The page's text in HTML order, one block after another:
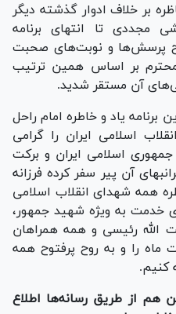
بر خلاف ادوار گذشته دیگر
مجددی تا انتهای برنامه
پرسش‌ها و نوبت‌های صحبت
بر اساس همین ترتیب
آن مستقر شدید.
برنامه یاد و خاطره امام راحل
اسلامی ایران را گرامی
اسلامی ایران و برکت
آن پیر سفر کرده فرزانه
همه شهدای انقلاب اسلامی
خدمت به ویژه شهید جمهور،
رئیسی و همه همراهان
ماه را و به روح پرفتوح همه
کنیم.
هم از طریق رسانه‌ها اطلاع